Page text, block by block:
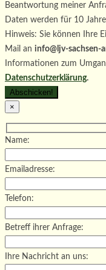
Beantwortung meiner
Daten werden für 10
Hinweis: Sie können Ihre
Mail an info@ljv-sachsen-
Informationen zum
Datenschutzerklärung.
×
Name:
Emailadresse:
Telefon:
Betreff ihrer Anfrage:
Ihre Nachricht an uns: